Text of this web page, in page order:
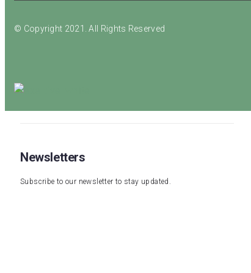
© Copyright 2021. All Rights Reserved
Newsletters
Subscribe to our newsletter to stay updated.